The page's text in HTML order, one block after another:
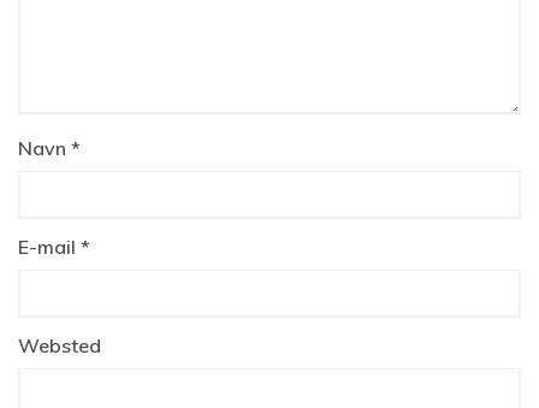
Navn *
E-mail *
Websted